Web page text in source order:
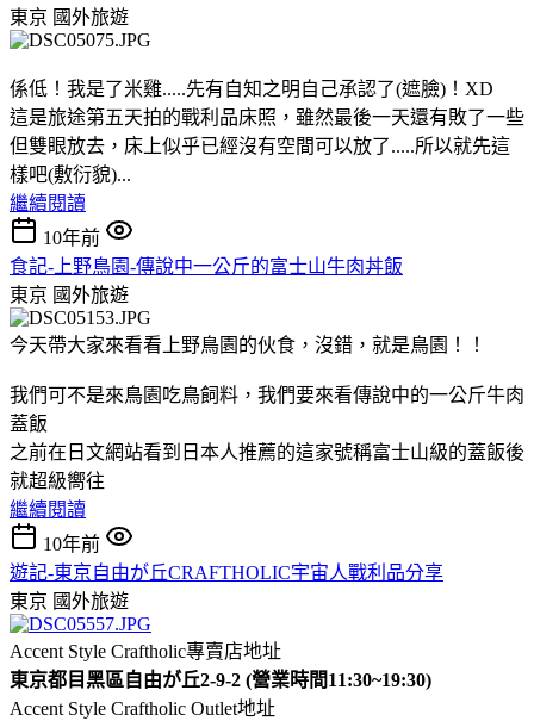
東京 國外旅遊
係低！我是了米雞.....先有自知之明自己承認了(遮臉)！XD
這是旅途第五天拍的戰利品床照，雖然最後一天還有敗了一些
但雙眼放去，床上似乎已經沒有空間可以放了.....所以就先這
樣吧(敷衍貌)...
繼續閱讀
10年前
食記-上野鳥園-傳說中一公斤的富士山牛肉丼飯
東京 國外旅遊
今天帶大家來看看上野鳥園的伙食，沒錯，就是鳥園！！
我們可不是來鳥園吃鳥飼料，我們要來看傳說中的一公斤牛肉
蓋飯
之前在日文網站看到日本人推薦的這家號稱富士山級的蓋飯後
就超級嚮往
繼續閱讀
10年前
遊記-東京自由が丘CRAFTHOLIC宇宙人戰利品分享
東京 國外旅遊
Accent Style Craftholic專賣店地址
東京都目黑區自由が丘2-9-2 (營業時間11:30~19:30)
Accent Style Craftholic Outlet地址